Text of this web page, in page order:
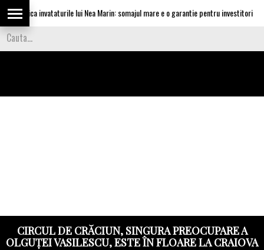
aplica invataturile lui Nea Marin: somajul mare e o garantie pentru investitori
CIRCUL DE CRĂCIUN, SINGURA PREOCUPARE A
OLGUȚEI VASILESCU, ESTE ÎN FLOARE LA CRAIOVA